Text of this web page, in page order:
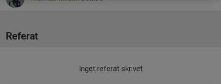
Referat
Inget referat skrivet